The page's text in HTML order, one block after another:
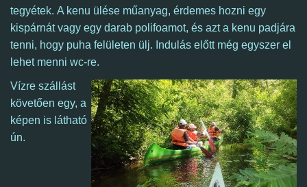
tegyétek. A kenu ülése műanyag, érdemes hozni egy
kispárnát vagy egy darab polifoamot, és azt a kenu padjára
tenni, hogy puha felületen ülj. Indulás előtt még egyszer el
lehet menni wc-re.
Vízre szállást
követően egy, a
képen is látható
ún.